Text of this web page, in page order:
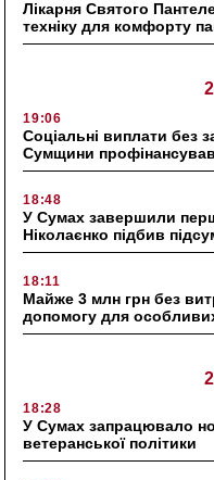
Лікарня Святого
техніку для комфорту
19:06
Соціальні виплати без
Сумщини
18:48
У Сумах завершили
Ніколаєнко підбив
18:11
Майже 3 млн грн без
допомогу для
18:28
У Сумах запрацювало
ветеранської політики